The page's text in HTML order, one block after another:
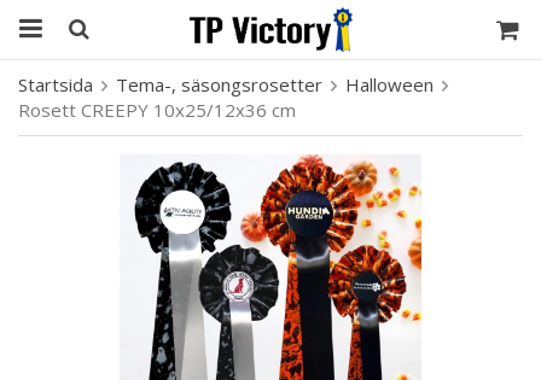
Startsida Tema-, säsongsrosetter
Halloween
Rosett CREEPY 10x25/12x36 cm